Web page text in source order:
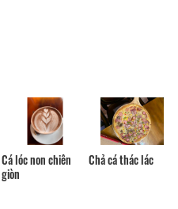
Cá lóc non chiên
giòn
Chả cá thác lác